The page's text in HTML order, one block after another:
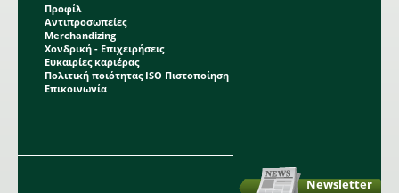
Προφίλ
Αντιπροσωπείες
Merchandizing
Χονδρική - Επιχειρήσεις
Ευκαιρίες καριέρας
Πολιτική ποιότητας ISO Πιστοποίηση
Επικοινωνία
Newsletter